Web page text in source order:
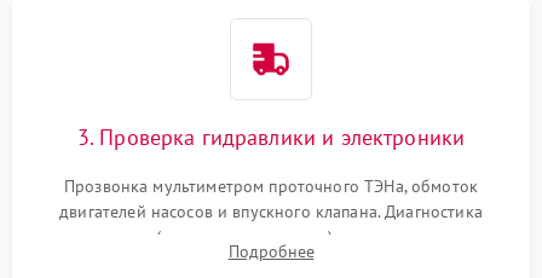
3. Проверка гидравлики и электроники
Прозвонка мультиметром проточного ТЭНа, обмоток
двигателей насосов и впускного клапана. Диагностика
прессостата (датчика уровня воды), датчика мутности,
концевика дверцы и электронного модуля управления.
Подробнее